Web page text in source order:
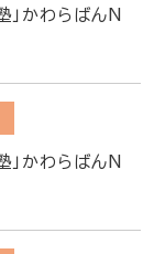
」かわらばんN
」かわらばんN